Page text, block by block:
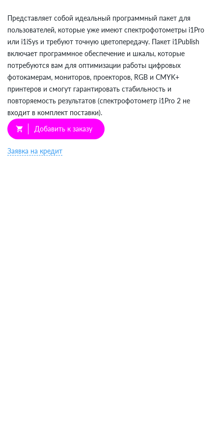
Представляет собой идеальный программный пакет для
пользователей, которые уже имеют спектрофотометры i1Pro
или i1iSys и требуют точную цветопередачу. Пакет i1Publish
включает программное обеспечение и шкалы, которые
потребуются вам для оптимизации работы цифровых
фотокамерам, мониторов, проекторов, RGB и CMYK+
принтеров и смогут гарантировать стабильность и
повторяемость результатов (спектрофотометр i1Pro 2 не
входит в комплект поставки).
shopping_cart Добавить к заказу
Заявка на кредит